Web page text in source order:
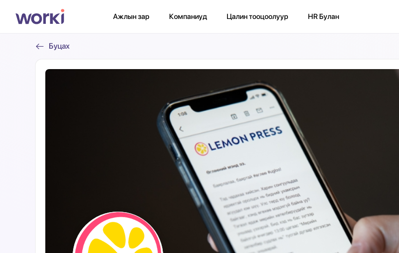
Ажлын зар Компаниуд Цалин тооцоолуур HR Булан
Буцах